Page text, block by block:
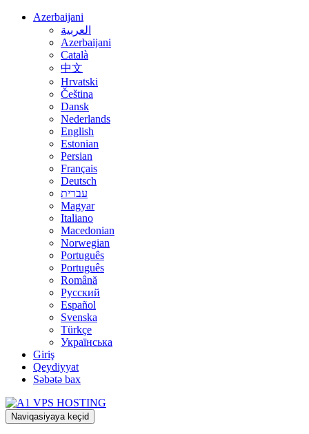
Azerbaijani
العربية
Azerbaijani
Català
中文
Hrvatski
Čeština
Dansk
Nederlands
English
Estonian
Persian
Français
Deutsch
עברית
Magyar
Italiano
Macedonian
Norwegian
Português
Português
Română
Русский
Español
Svenska
Türkçe
Українська
Giriş
Qeydiyyat
Səbətə bax
Naviqasiyaya keçid